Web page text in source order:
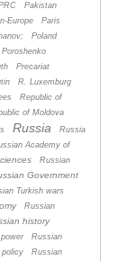
Pakistan
Europe
Paris
Poland
Poroshenko
Precariat
R. Luxemburg
Republic of
of Moldova
Russia
Russia
Academy of
Russian
Government
Turkish wars
Russian
history
Russian
policy Russian